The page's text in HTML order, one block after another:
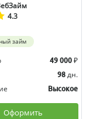
4.3
займ
49 000 ₽
98 дн.
Высокое
Оформить